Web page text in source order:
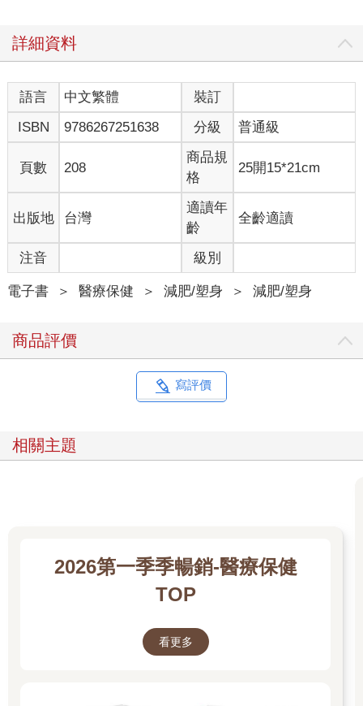
詳細資料
語言 中文繁體
裝訂
ISBN
9786267251638 分級 普通級
頁數 208
商品規
格
25開15*21cm
出版地 台灣
適讀年
齡
全齡適讀
注音 級別
電子書 ＞ 醫療保健 ＞ 減肥/塑身 ＞ 減肥/塑身
商品評價
寫評價
相關主題
2026第一季季暢銷-醫療保健
TOP
看更多